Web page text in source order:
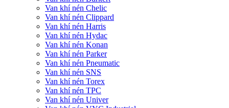
Van khí nén Chelic
Van khí nén Clippard
Van khí nén Harris
Van khí nén Hydac
Van khí nén Konan
Van khí nén Parker
Van khí nén Pneumatic
Van khí nén SNS
Van khí nén Torex
Van khí nén TPC
Van khí nén Univer